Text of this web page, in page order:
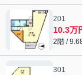
201
10.3万
2階 /
301